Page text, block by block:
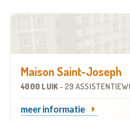
Maison Saint-Joseph
4000 LUIK - 29
meer informatie